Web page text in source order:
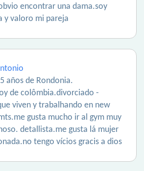
encontrar una dama.soy
y valoro mi pareja
años de Rondonia.
de colômbia.divorciado -
viven y trabalhando en new
gusta mucho ir al gym muy
detallista.me gusta lá mujer
tengo vícios gracis a dios